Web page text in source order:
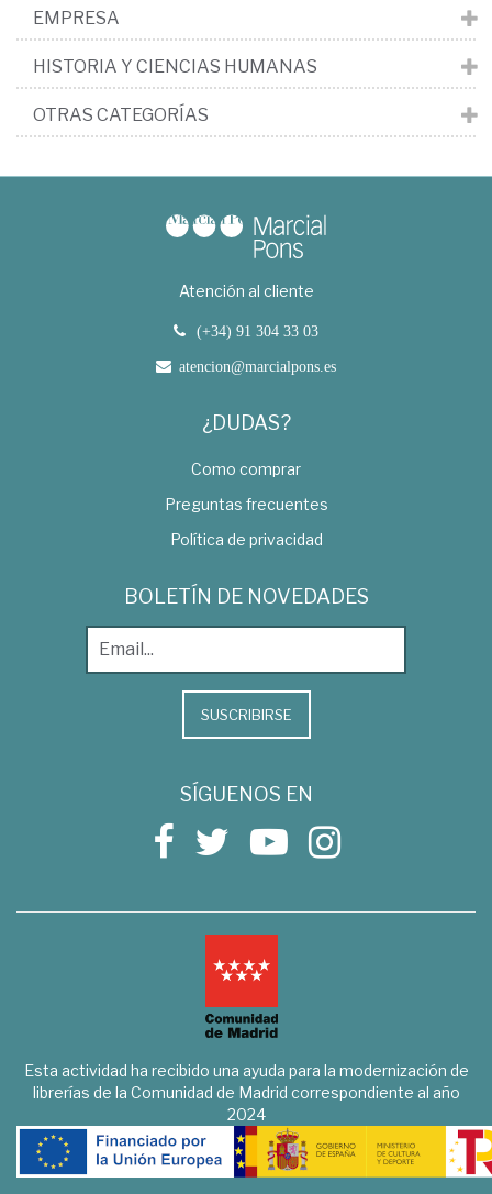
EMPRESA
HISTORIA Y CIENCIAS HUMANAS
OTRAS CATEGORÍAS
Atención al cliente
(+34) 91 304 33 03
atencion@marcialpons.es
¿DUDAS?
Como comprar
Preguntas frecuentes
Política de privacidad
BOLETÍN DE NOVEDADES
SUSCRIBIRSE
SÍGUENOS EN
Esta actividad ha recibido una ayuda para la modernización de
librerías de la Comunidad de Madrid correspondiente al año
2024